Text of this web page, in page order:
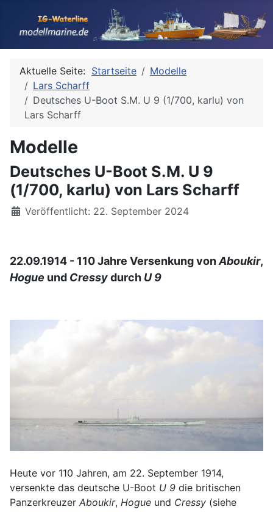
Aktuelle Seite: Startseite
Modelle
Lars Scharff
Deutsches U-Boot S.M. U 9 (1/700, karlu) von
Lars Scharff
Modelle
Deutsches U-Boot S.M. U 9
(1/700, karlu) von Lars Scharff
Details
Veröffentlicht: 22. September 2024
22.09.1914 - 110 Jahre Versenkung vonAboukir,
Hogue und Cressydurch U 9
Heute vor 110 Jahren, am 22. September 1914,
versenkte das deutsche U-Boot U 9 die britischen
Panzerkreuzer Aboukir, Hogue und Cressy (siehe